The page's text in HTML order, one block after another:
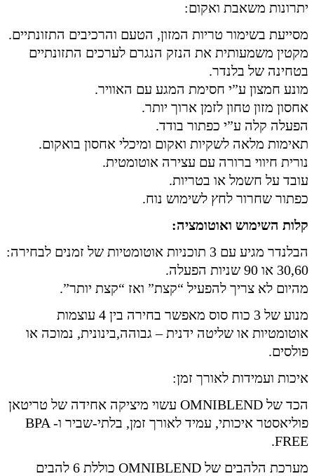
יתרונות משאבת ואקום:
מסייעת בשימור טריות המזון, הטעם והרכיבים התזונתיים.
מקטין משמעותית את הנזק הנגרם לערכים התזונתיים
בטחינה של בלנדר.
מונע חמצון ע”י חסימת המגע עם האוויר.
אחסון מזון טחון לזמן ארוך יותר.
הפעלה קלה ע”י כפתור בודד.
תאימות מלאה לשקיות ואקום ומיכלי אחסון בואקום.
נורית חיווי ברורה עם עצירה אוטומטית.
עובד על חשמל או בטריות.
כפתור שחרור לחץ לשימוש נוח.
קלות השימוש ואוטומציה:
הבלנדר מגיע עם 3 תוכניות אוטומטיות של זמנים לבחירה:
30,60 או 90 שניות הפעלה.
מהיום לא צריך להפעיל “קצת” ואז “קצת יותר”.
מנוע של 3 כוח סוס מאפשר בחירה בין 4 עוצמות
אוטומטיות או שליטה ידנית – גבוהה,בינונית, נמוכה או
פולסים.
איכות ועמידות לאורך זמן:
הכד של OMNIBLEND עשוי מיציקה אחידה של טריטאן
פוליאסטר איכותי, עמיד לאורך זמן, בלתי-שביר ו- BPA
FREE.
מערכת הלהבים של OMNIBLEND כוללת 6 להבים